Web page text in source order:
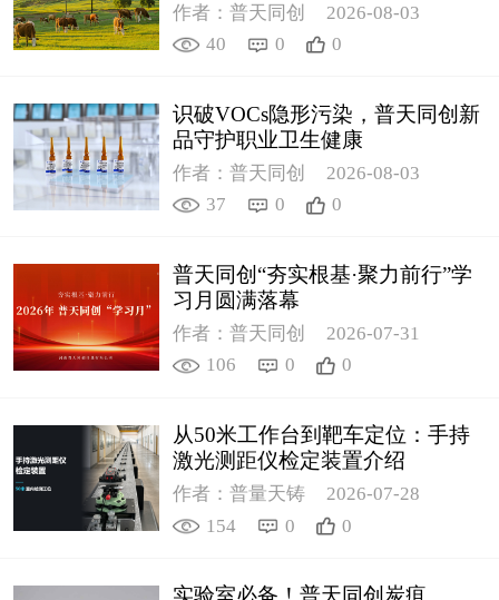
作者：普天同创
2026-08-03
40
0 0
识破VOCs隐形污染，普天同创新
品守护职业卫生健康
作者：普天同创
2026-08-03
37
0 0
普天同创“夯实根基·聚力前行”学
习月圆满落幕
作者：普天同创
2026-07-31
106
0 0
从50米工作台到靶车定位：手持
激光测距仪检定装置介绍
作者：普量天铸
2026-07-28
154
0 0